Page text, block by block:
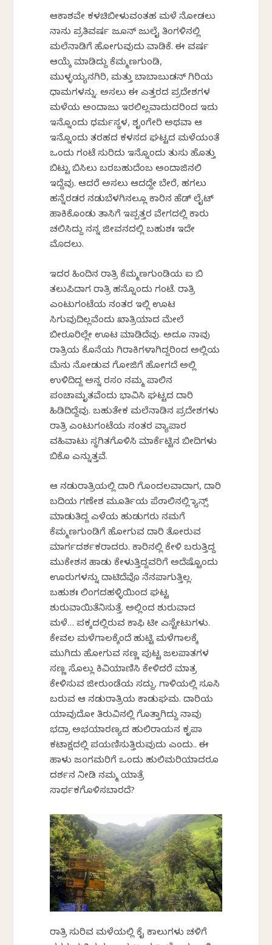
ಆಕಾಶವೇ ಕಳಚಿಬೀಳುವಂತಹ ಮಳೆ ನೋಡಲು
ನಾನು ಪ್ರತಿವರ್ಷ ಜೂನ್ ಜುಲೈ ತಿಂಗಳಿನಲ್ಲಿ
ಮಲೆನಾಡಿಗೆ ಹೋಗುವುದು ವಾಡಿಕೆ. ಈ ವರ್ಷ
ಆಯ್ಕೆ ಮಾಡಿದ್ದು ಕೆಮ್ಮಣಗುಂಡಿ,
ಮುಳ್ಳಯ್ಯನಗಿರಿ, ಮತ್ತು ಬಾಬಾಬುಡನ್ ಗಿರಿಯ
ಧಾಮಗಳನ್ನು. ಅಸಲು ಈ ಎತ್ತರದ ಪ್ರದೇಶಗಳ
ಮಳೆಯ ಅಂದಾಜು ಇರಲಿಲ್ಲವಾದುದರಿಂದ ಇದು
ಇನ್ನೊಂದು ಧರ್ಮಸ್ಥಳ, ಶೃಂಗೇರಿ ಅಥವಾ ಆ
ಇನ್ನೊಂದು ತರಹದ ಕಳಸದ ಘಟ್ಟದ ಮಳೆಯಂತೆ
ಒಂದು ಗಂಟೆ ಸುರಿದು ಇನ್ನೊಂದು ತುಸು ಹೊತ್ತು
ಬಿಟ್ಟು ಬಿಸಿಲು ಬರಬಹುದೆಂಬ ಅಂದಾಜಿನಲಿ
ಇದ್ದೆವು. ಆದರೆ ಅಸಲು ಆದದ್ದೇ ಬೇರೆ, ಹಗಲು
ಹನ್ನೆರಡರ ನಡುಬೆಳಗಿನಲ್ಲೂ ಕಾರಿನ ಹೆಡ್ ಲೈಟ್
ಹಾಕಿಕೊಂಡು ತಾಸಿಗೆ ಇಪ್ಪತ್ತರ ವೇಗದಲ್ಲಿ ಕಾರು
ಚಲಿಸಿದ್ದು ನನ್ನ ಜೀವನದಲ್ಲಿ ಬಹುಶಃ ಇದೇ
ಮೊದಲು.
ಇದರ ಹಿಂದಿನ ರಾತ್ರಿ ಕೆಮ್ಮಣಗುಂಡಿಯ ಐ ಬಿ
ತಲುಪಿದಾಗ ರಾತ್ರಿ ಹನ್ನೊಂದು ಗಂಟೆ. ರಾತ್ರಿ
ಎಂಟುಗಂಟೆಯ ನಂತರ ಇಲ್ಲಿ ಊಟ
ಸಿಗುವುದಿಲ್ಲವೆಂದು ಖಾತ್ರಿಯಾದ ಮೇಲೆ
ಬೀರೂರಿಲ್ಲೇ ಊಟ ಮಾಡಿದೆವು. ಅದೂ ನಾವು
ರಾತ್ರಿಯ ಕೊನೆಯ ಗಿರಾಕಿಗಳಾಗಿದ್ದರಿಂದ ಅಲ್ಲಿಯ
ಮೆನು ನೋಡುವ ಗೋಜಿಗೆ ಹೋಗದೆ ಅಲ್ಲಿ
ಉಳಿದಿದ್ದ ಅನ್ನ ರಸಂ ನಮ್ಮ ಪಾಲಿನ
ಪಂಚಾಮೃತವೆಂದು ಭಾವಿಸಿ ಘಟ್ಟದ ದಾರಿ
ಹಿಡಿದಿದ್ದೆವು. ಬಹುತೇಕ ಮಲೆನಾಡಿನ ಪ್ರದೇಶಗಳು
ರಾತ್ರಿ ಎಂಟುಗಂಟೆಯ ನಂತರ ವ್ಯಾಪಾರ
ವಹಿವಾಟು ಸ್ಥಗಿತಗೊಳಿಸಿ ಮಾರ್ಕೆಟ್ಟಿನ ಬೀದಿಗಳು
ಬಿಕೊ ಎನ್ನುತ್ತವೆ.
ಆ ನಡುರಾತ್ರಿಯಲ್ಲಿ ದಾರಿ ಗೊಂದಲವಾದಾಗ, ದಾರಿ
ಬದಿಯ ಗಣೇಶ ಮೂರ್ತಿಯ ಪೆಂಡಾಲಿನಲ್ಲಿ ಡ್ಯಾನ್ಸ್
ಮಾಡುತಿದ್ದ ಎಳೆಯ ಹುಡುಗರು ನಮಗೆ
ಕೆಮ್ಮಣಗುಂಡಿಗೆ ಹೋಗುವ ದಾರಿ ತೋರುವ
ಮಾರ್ಗದರ್ಶಕರಾದರು. ಕಾರಿನಲ್ಲಿ ಕೇಳಿ ಬರುತ್ತಿದ್ದ
ಮುಕೇಶನ ಹಾಡು ಕೇಳುತ್ತಿದ್ದವರಿಗೆ ಅದೆಷ್ಟೊಂದು
ಊರುಗಳನ್ನು ದಾಟಿದೆವೊ ನೆನಪಾಗುತ್ತಿಲ್ಲ.
ಬಹುಶಃ ಲಿಂಗದಹಳ್ಳಿಯಿಂದ ಘಟ್ಟ
ಶುರುವಾಯಿತೆನಿಸುತ್ತೆ. ಅಲ್ಲಿಂದ ಶುರುವಾದ
ಮಳೆ… ಪಕ್ಕದಲ್ಲಿರುವ ಕಾಫಿ ಟೀ ಎಸ್ಟೇಟುಗಳು.
ಕೇವಲ ಮಳೆಗಾಲಕ್ಕೆಂದೆ ಹುಟ್ಟಿ ಮಳೆಗಾಲಕ್ಕೆ
ಮುಗಿದು ಹೋಗುವ ಸಣ್ಣ ಪುಟ್ಟ ಜಲಪಾತಗಳ
ಸಣ್ಣ ಸೊಲ್ಲು ಕಿವಿಯಾಣಿಸಿ ಕೇಳಿದರೆ ಮಾತ್ರ
ಕೇಳಿಸುವ ಜೀರುಂಡೆಯ ಸದ್ದು, ಗಾಳಿಯಲ್ಲಿ ಸೂಸಿ
ಬರುವ ಆ ನಡುರಾತ್ರಿಯ ಕಾಡುಘಮ. ದಾರಿಯ
ಯಾವುದೋ ತಿರುವಿನಲ್ಲಿ ಗೊತ್ತಾಗಿದ್ದು ನಾವು
ಭದ್ರಾ ಅಭಯಾರಣ್ಯದ ಹುಲಿರಾಯನ ಕೃಪಾ
ಕಟಾಕ್ಷದಲ್ಲಿ ಪಯಣಿಸುತ್ತಿರುವುದು ಎಂದು.. ಈ
ಹಾಳು ಜಂಗಮರಿಗೆ ಒಂದು ಹುಲಿಮರಿಯಾದರೂ
ದರ್ಶನ ನೀಡಿ ನಮ್ಮ ಯಾತ್ರೆ
ಸಾರ್ಥಕಗೊಳಿಸಬಾರದೆ?
ರಾತ್ರಿ ಸುರಿವ ಮಳೆಯಲ್ಲಿ ಕೈ ಕಾಲುಗಳು ಚಳಿಗೆ